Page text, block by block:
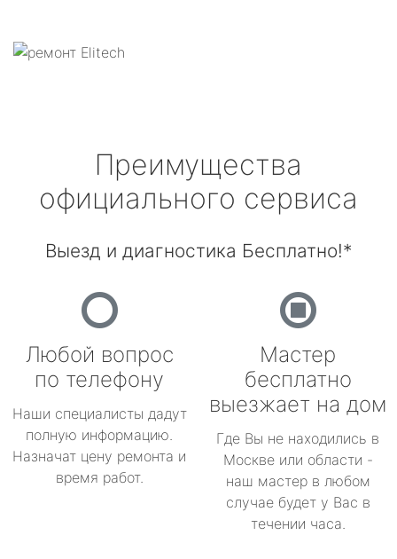
Преимущества
официального сервиса
Выезд и диагностика Бесплатно!*
Любой вопрос
по телефону
Наши специалисты дадут
полную информацию.
Назначат цену ремонта и
время работ.
Мастер
бесплатно
выезжает на дом
Где Вы не находились в
Москве или области -
наш мастер в любом
случае будет у Вас в
течении часа.